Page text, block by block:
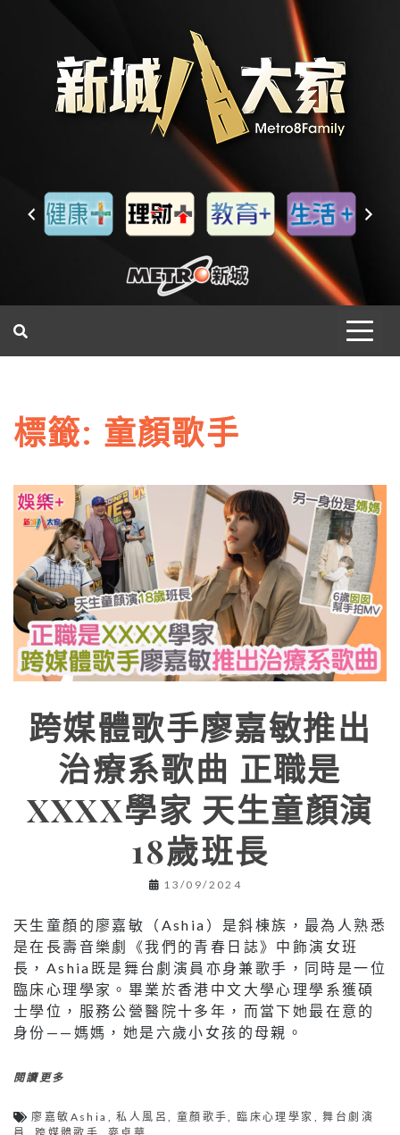
標籤: 童顏歌手
跨媒體歌手廖嘉敏推出
治療系歌曲 正職是
XXXX學家 天生童顏演
18歲班長
13/09/2024
天生童顏的廖嘉敏（Ashia）是斜棟族，最為人熟悉
是在長壽音樂劇《我們的青春日誌》中飾演女班
長，Ashia既是舞台劇演員亦身兼歌手，同時是一位
臨床心理學家。畢業於香港中文大學心理學系獲碩
士學位，服務公營醫院十多年，而當下她最在意的
身份——媽媽，她是六歲小女孩的母親。
閱讀更多
廖嘉敏Ashia ,私人風呂 童顏歌手 臨床心理學家 ,舞台劇演
員
跨媒體歌手 ,麥卓華